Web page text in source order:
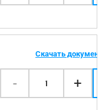
Скачать
- 1 +